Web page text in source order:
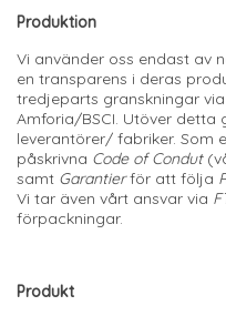
Produktion
Vi använder oss endast av
en transparens i deras
tredjeparts granskningar
Amforia/BSCI. Utöver detta
leverantörer/ fabriker. Som
påskrivna Code of Condut
samt Garantierför att följa
Vi tar även vårt ansvar via
förpackningar.
Produkt